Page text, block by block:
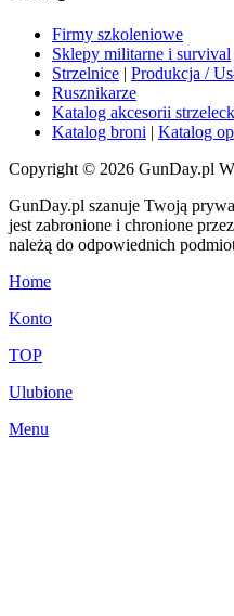
Firmy szkoleniowe
Sklepy militarne i survival
Strzelnice | Produkcja /
Rusznikarze
Katalog akcesorii
Katalog broni | Katalog
Copyright © 2026 GunDay.pl
GunDay.pl szanuje Twoją
jest zabronione i chronione
należą do odpowiednich
Home
Konto
TOP
Ulubione
Menu